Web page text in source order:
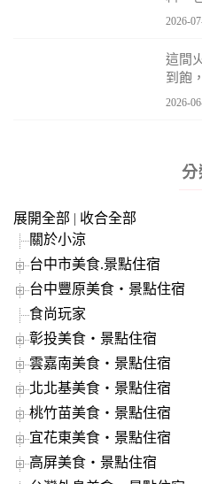
2026-
這間
到飽
2026-
分
展開全部 | 收合全部
關於小涼
台中市美食.景點住宿
台中豐原美食‧景點住宿
食尚玩家
彰投美食‧景點住宿
雲嘉南美食‧景點住宿
北北基美食‧景點住宿
桃竹苗美食‧景點住宿
宜花東美食‧景點住宿
高屏美食‧景點住宿